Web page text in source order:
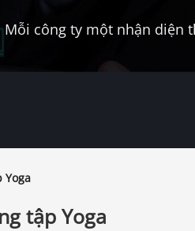
công ty một nhận diện
Yoga
tập Yoga